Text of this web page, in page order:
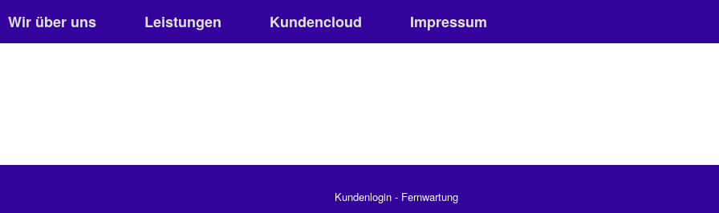
Wir über uns Leistungen Kundencloud Impressum
Kundenlogin - Fernwartung